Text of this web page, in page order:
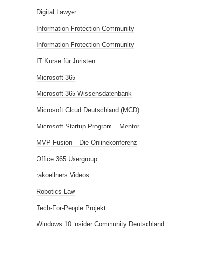
Digital Lawyer
Information Protection Community
Information Protection Community
IT Kurse für Juristen
Microsoft 365
Microsoft 365 Wissensdatenbank
Microsoft Cloud Deutschland (MCD)
Microsoft Startup Program – Mentor
MVP Fusion – Die Onlinekonferenz
Office 365 Usergroup
rakoellners Videos
Robotics Law
Tech-For-People Projekt
Windows 10 Insider Community Deutschland